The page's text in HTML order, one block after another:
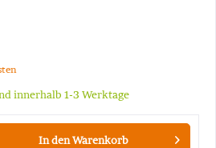
innerhalb 1-3 Werktage
In denWarenkorb